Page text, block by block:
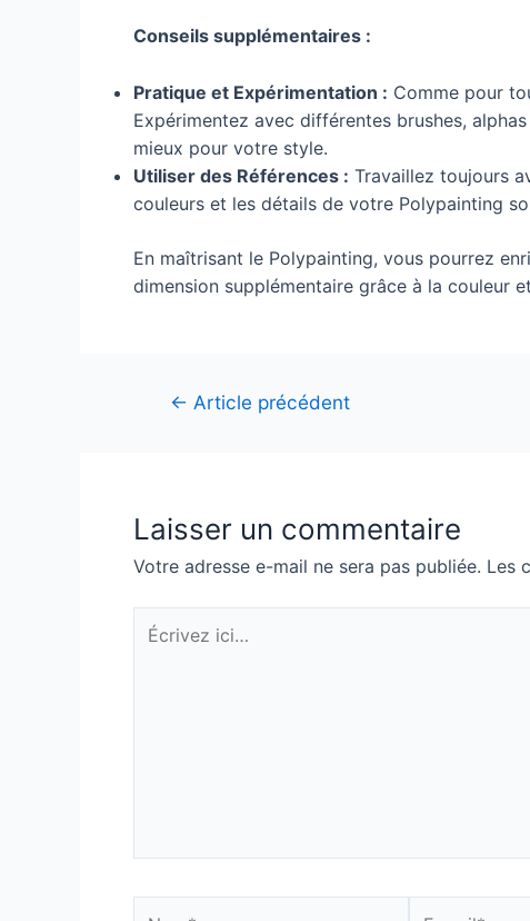
Conseils supplémentaires :
Pratique et Expérimentation : Comme pour
Expérimentez avec différentes brushes,
mieux pour votre style.
Utiliser des Références : Travaillez toujours
couleurs et les détails de votre Polypainting
En maîtrisant le Polypainting, vous pourrez
dimension supplémentaire grâce à la couleur
Navigation
← Article précédent
Laisser un commentaire
Votre adresse e-mail ne sera pas publiée. Les
Écrivez
ici…